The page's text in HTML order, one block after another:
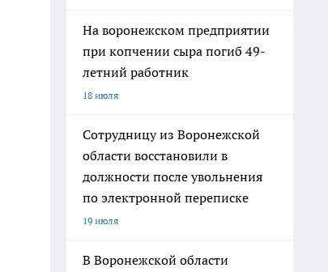
На воронежском предприятии
при копчении сыра погиб 49-
летний работник
18 июля
Сотрудницу из Воронежской
области восстановили в
должности после увольнения
по электронной переписке
19 июля
В Воронежской области